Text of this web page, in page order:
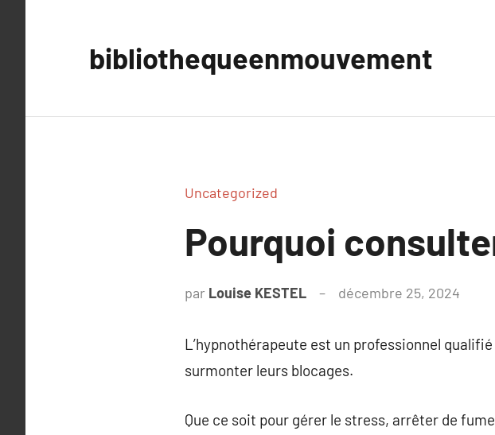
bibliothequeenmouvement
Uncategorized
Pourquoi
par Louise KESTEL décembre 25, 2024
L’hypnothérapeute est un professionnel
surmonter leurs blocages.
Que ce soit pour gérer le stress, arrêter de